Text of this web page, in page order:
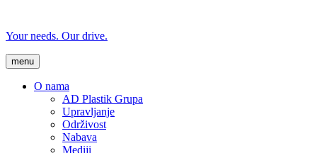
Your needs. Our drive.
menu
O nama
AD Plastik Grupa
Upravljanje
Održivost
Nabava
Mediji